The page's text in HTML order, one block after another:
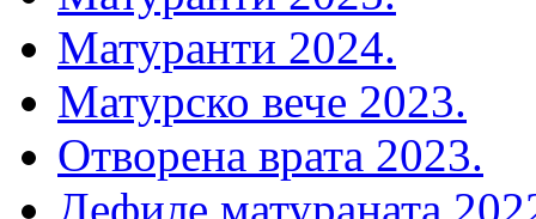
Матуранти 2024.
Матурско вече 2023.
Отворена врата 2023.